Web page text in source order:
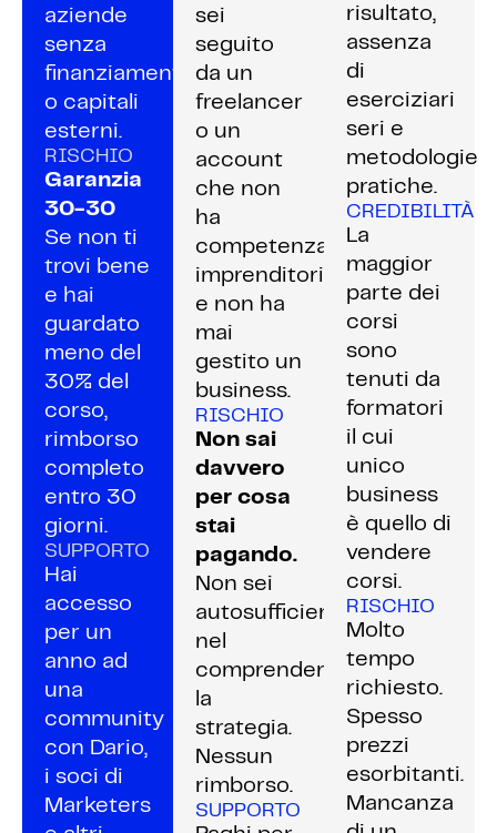
aziende
senza
finanziamenti
o capitali
esterni.
RISCHIO
Garanzia
30-30
Se non ti
trovi bene
e hai
guardato
meno del
30% del
corso,
rimborso
completo
entro 30
giorni.
SUPPORTO
Hai
accesso
per un
anno ad
una
community
con Dario,
i soci di
Marketers
sei
seguito
da un
freelancer
o un
account
che non
ha
competenza
imprenditoriale
e non ha
mai
gestito un
business.
RISCHIO
Non sai
davvero
per cosa
stai
pagando.
Non sei
autosufficiente
nel
comprendere
la
strategia.
Nessun
rimborso.
SUPPORTO
risultato,
assenza
di
eserciziari
seri e
metodologie
pratiche.
CREDIBILITÀ
La
maggior
parte dei
corsi
sono
tenuti da
formatori
il cui
unico
business
è quello di
vendere
corsi.
RISCHIO
Molto
tempo
richiesto.
Spesso
prezzi
esorbitanti.
Mancanza